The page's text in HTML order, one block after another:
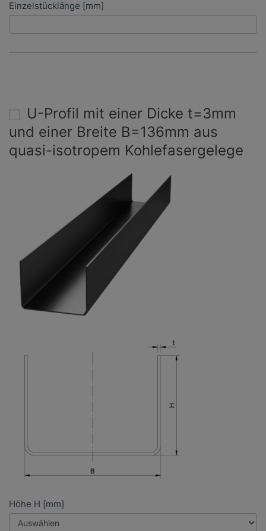
Einzelstücklänge [mm]
U-Profil mit einer Dicke t=3mm
und einer Breite B=136mm aus
quasi-isotropem Kohlefasergelege
Höhe H [mm]